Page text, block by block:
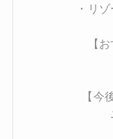
・リ
【
【今